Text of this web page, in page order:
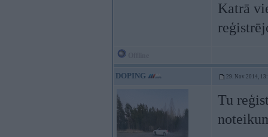
Katrā
DOPING 29. Nov 2014,
Tu